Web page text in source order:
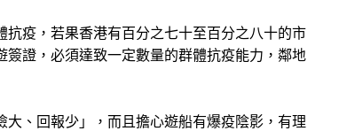
疫，若果香港有百分之七十至百分之八十的市
證，必須達致一定數量的群體抗疫能力，鄰地
、回報少」，而且擔心遊船有爆疫陰影，有理